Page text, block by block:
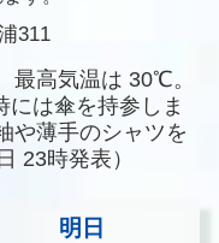
311
最高気温は 30℃。
には傘を持参しま
や薄手のシャツを
23時発表）
明日